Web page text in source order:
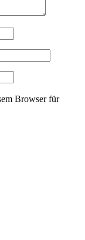
Browser für